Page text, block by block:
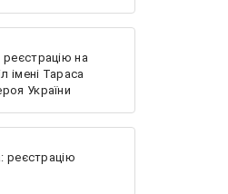
реєстрацію на
імені Тараса
України
реєстрацію